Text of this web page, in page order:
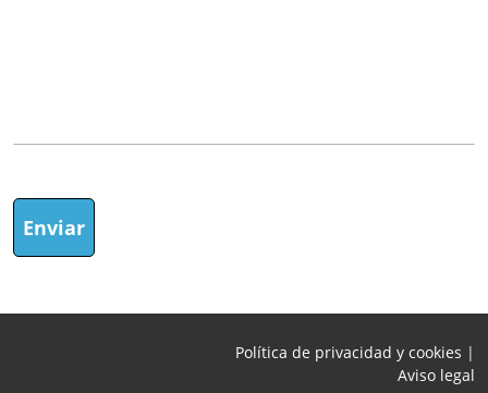
Política de privacidad y cookies |
Aviso legal